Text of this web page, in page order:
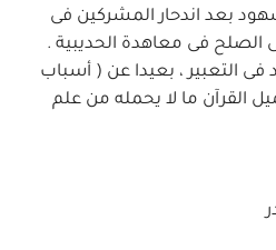
بعد اندحار المشركين فى
الصلح فى معاهدة الحديبية .
فى التعبير ، بعيدا عن ( أسباب
القرآن ما لا يحمله من علم